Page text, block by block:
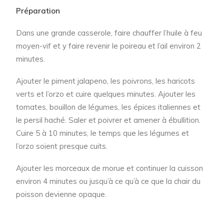
Préparation
Dans une grande casserole, faire chauffer l’huile à feu
moyen-vif et y faire revenir le poireau et l’ail environ 2
minutes.
Ajouter le piment jalapeno, les poivrons, les haricots
verts et l’orzo et cuire quelques minutes. Ajouter les
tomates, bouillon de légumes, les épices italiennes et
le persil haché. Saler et poivrer et amener à ébullition.
Cuire 5 à 10 minutes, le temps que les légumes et
l’orzo soient presque cuits.
Ajouter les morceaux de morue et continuer la cuisson
environ 4 minutes ou jusqu’à ce qu’à ce que la chair du
poisson devienne opaque.